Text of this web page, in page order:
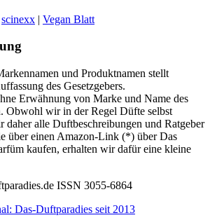
scinexx | Vegan Blatt
und Produktnamen stellt
des Gesetzgebers.
Erwähnung von Marke und Name des
Obwohl wir in der Regel Düfte selbst
daher alle Duftbeschreibungen und Ratgeber
über einen Amazon-Link (*) über Das
kaufen, erhalten wir dafür eine kleine
ISSN 3055-6864
Das-Duftparadies seit 2013